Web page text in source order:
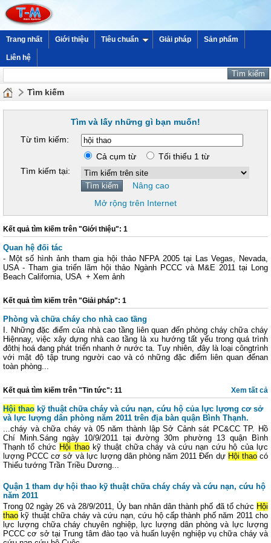
Trang nhất Giới thiệu Tiêu chuẩn Giải pháp Sản phẩm
Liên hệ
Tìm kiếm
Tìm và lấy những gì bạn muốn!
Từ tìm kiếm:
Cả cụm từ
Tối thiểu 1 từ
Tìm kiếm tại:
Nâng cao
Mở rộng trên Internet
Kết quả tìm kiếm trên "Giới thiệu": 1
Quan hệ đối tác
- Một số hình ảnh tham gia hội thảo NFPA 2005 tại Las Vegas, Nevada,
USA - Tham gia triển lãm hội thảo Ngành PCCC và M&E 2011 tại Long
Beach California, USA + Xem ảnh
Kết quả tìm kiếm trên "Giải pháp": 1
Phòng và chữa cháy cho nhà cao tầng
I. Những đặc điểm của nhà cao tầng liên quan đến phòng cháy chữa cháy
Hiệnnay, việc xây dựng nhà cao tầng là xu hướng tất yếu trong quá trình
đôthị hoá đang phát triển nhanh ở nước ta. Tuy nhiên, đây là loại côngtrình
với mật độ tập trung người cao và có những đặc điểm liên quan đếnan
toàn phòng...
Xem tất cả
Kết quả tìm kiếm trên "Tin tức": 11
Hội thao kỹ thuật chữa cháy và cứu nạn, cứu hộ của lực lựơng cơ sở
và lực lượng dân phòng năm 2011 trên địa bàn quận Bình Thạnh.
...cháy và chữa cháy và 05 năm thành lập Sở Cảnh sát PC&CC TP. Hồ
Chí Minh.Sáng ngày 10/9/2011 tại đường 30m phường 13 quận Bình
Thạnh tổ chức Hội thaokỹ thuật chữa cháy và cứu nạn cứu hộ của lực
lượng PCCC cơ sở và lực lượng dân phòng năm 2011 Đến dự Hội thaocó
Thiếu tướng Trần Triều Dương...
Quận 1 tham dự hội thao kỹ thuật chữa cháy cháy và cứu nạn, cứu hộ
năm 2011
Trong 02 ngày 26 và 28/9/2011, Ủy ban nhân dân thành phố đã tổ chức Hội
thao kỹ thuật chữa cháy và cứu nạn, cứu hộ cấp thành phố năm 2011 cho
lực lượng chữa cháy chuyên nghiệp, lực lượng dân phòng và lực lượng
PCCC cơ sở tại Trung tâm đào tạo và huấn luyện nghiệp vụ chữa cháy và